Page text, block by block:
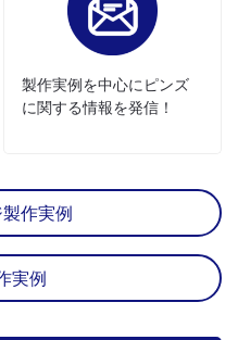
作実例
実例
製作実例を中心にピンズ
に関する情報を発信！